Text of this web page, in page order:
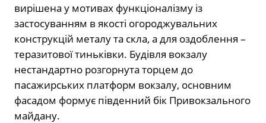
вирішена у мотивах функціоналізму із
застосуванням в якості огороджувальних
конструкцій металу та скла, а для оздоблення –
теразитової тиньківки. Будівля вокзалу
нестандартно розгорнута торцем до
пасажирських платформ вокзалу, основним
фасадом формує південний бік Привокзального
майдану.